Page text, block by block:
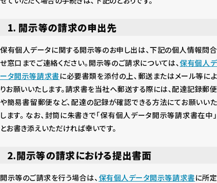
1. 開示等の請求の申出先
保有個人データに関する開示等のお申し出は、下記の個人情報問合
せ窓口までご連絡ください。開示等のご請求については、保有個人デ
ータ開示等請求書に必要書類を添付の上、郵送またはメール等によ
りお願いいたします。請求書を当社へ郵送する際には、配達記録郵便
や簡易書留郵便など、配達の記録が確認できる方法にてお願いいた
します。 なお、封筒に朱書きで「保有個人データ開示等請求書在中」
とお書き添えいただければ幸いです。
2.開示等の請求における提出書面
開示等のご請求を行う場合は、保有個人データ開示等請求書に所定